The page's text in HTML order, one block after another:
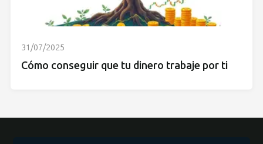
31/07/2025
Cómo conseguir que tu dinero trabaje por ti